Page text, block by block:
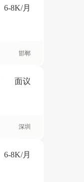
6-8K/月
邯郸
面议
深圳
6-8K/月